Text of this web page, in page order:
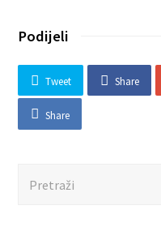
Podijeli
Tweet Share
Share